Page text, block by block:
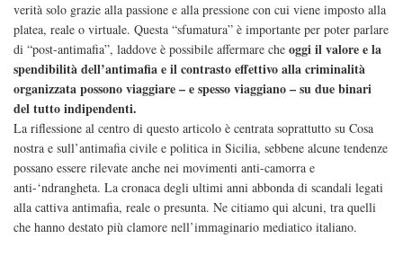
verità solo grazie alla passione e alla pressione con cui viene imposto alla
platea, reale o virtuale. Questa “sfumatura” è importante per poter parlare
di “post-antimafia”, laddove è possibile affermare che oggi il valore e la
spendibilità dell’antimafia e il contrasto effettivo alla criminalità
organizzata possono viaggiare – e spesso viaggiano – su due binari
del tutto indipendenti.
La riflessione al centro di questo articolo è centrata soprattutto su Cosa
nostra e sull’antimafia civile e politica in Sicilia, sebbene alcune tendenze
possano essere rilevate anche nei movimenti anti-camorra e
anti-‘ndrangheta. La cronaca degli ultimi anni abbonda di scandali legati
alla cattiva antimafia, reale o presunta. Ne citiamo qui alcuni, tra quelli
che hanno destato più clamore nell’immaginario mediatico italiano.